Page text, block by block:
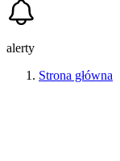
alerty
Strona główna